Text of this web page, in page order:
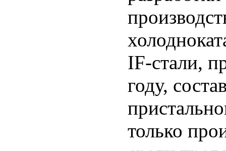
IF-стали,
году,
только